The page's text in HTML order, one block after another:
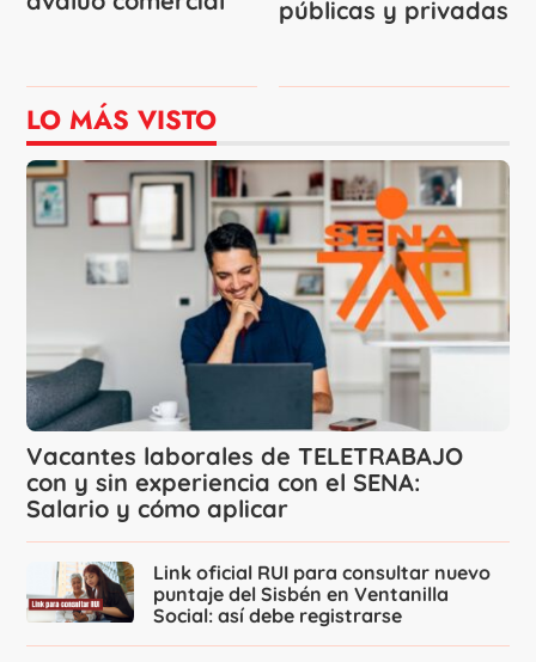
públicas y privadas
LO MÁS VISTO
Vacantes laborales de TELETRABAJO
con y sin experiencia con el SENA:
Salario y cómo aplicar
Link oficial RUI para consultar nuevo
puntaje del Sisbén en Ventanilla
Social: así debe registrarse